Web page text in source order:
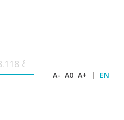
A- A0 A+ | EN